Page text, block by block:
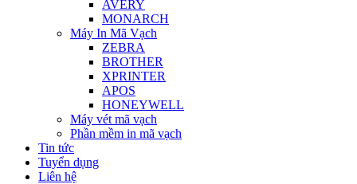
AVERY
MONARCH
Máy In Mã Vạch
ZEBRA
BROTHER
XPRINTER
APOS
HONEYWELL
Máy vét mã vạch
Phần mềm in mã vạch
Tin tức
Tuyển dụng
Liên hệ